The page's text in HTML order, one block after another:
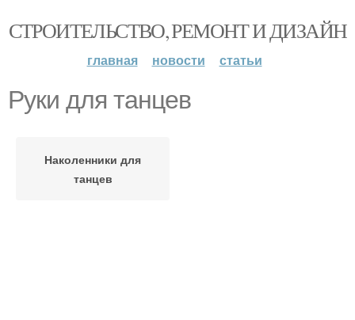
СТРОИТЕЛЬСТВО, РЕМОНТ И ДИЗАЙН
главная новости статьи
Руки для танцев
Наколенники для
танцев